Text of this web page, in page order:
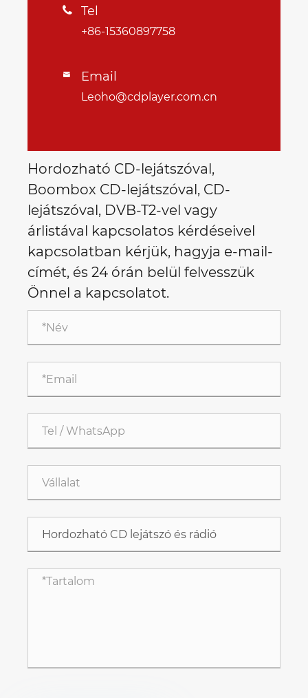
 Tel
+86-15360897758
 Email
Leoho@cdplayer.com.cn
Hordozható CD-lejátszóval,
Boombox CD-lejátszóval, CD-
lejátszóval, DVB-T2-vel vagy
árlistával kapcsolatos kérdéseivel
kapcsolatban kérjük, hagyja e-mail-
címét, és 24 órán belül felvesszük
Önnel a kapcsolatot.